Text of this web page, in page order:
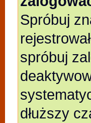
Spróbuj
spróbuj
dłuższy